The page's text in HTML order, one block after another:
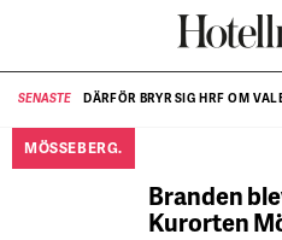
SENASTE DÄRFÖR BRYR SIG HRF OM
MÖSSEBERG.
Branden
Kurorten